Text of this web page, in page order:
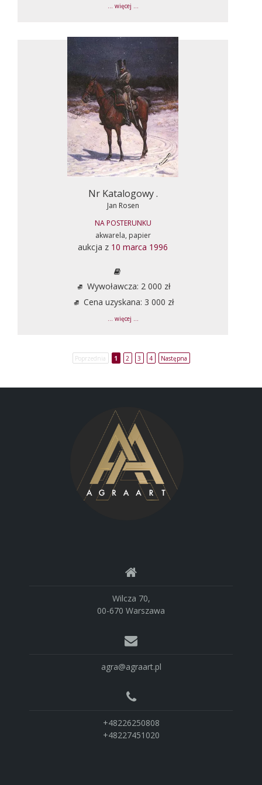
... więcej ...
Nr Katalogowy .
Jan Rosen
NA POSTERUNKU
akwarela, papier
aukcja z 10 marca 1996
Wywoławcza: 2 000 zł
Cena uzyskana: 3 000 zł
... więcej ...
Poprzednia 1 2 3 4 Następna
Wilcza 70,
00-670 Warszawa
agra@agraart.pl
+48226250808
+48227451020